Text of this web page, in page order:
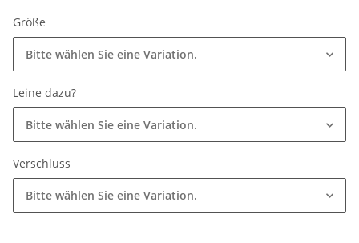
Größe
Bitte wählen Sie eine Variation.
Leine dazu?
Bitte wählen Sie eine Variation.
Verschluss
Bitte wählen Sie eine Variation.